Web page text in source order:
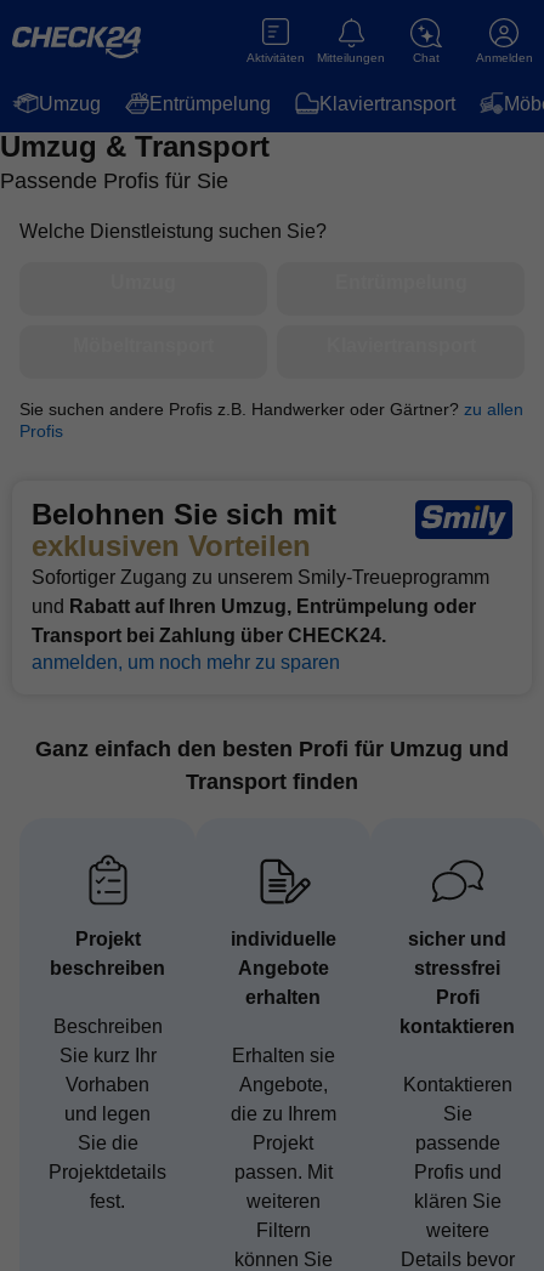
Anmelden
Chat
Mitteilungen
Aktivitäten
Umzug Entrümpelung Klaviertransport
Umzug & Transport
Passende Profis für Sie
Welche Dienstleistung suchen Sie?
Sie suchen andere Profis z.B. Handwerker oder Gärtner? zu allen
Profis
Belohnen Sie sich mit
exklusiven Vorteilen
Sofortiger Zugang zu unserem Smily-Treueprogramm
und Rabatt auf Ihren Umzug, Entrümpelung oder
Transport bei Zahlung über CHECK24.
anmelden, um noch mehr zu sparen
Ganz einfach den besten Profi für Umzug und
Transport finden
Projekt
beschreiben
Beschreiben
Sie kurz Ihr
Vorhaben
und legen
Sie die
Projektdetails
fest.
individuelle
Angebote
erhalten
Erhalten sie
Angebote,
die zu Ihrem
Projekt
passen. Mit
weiteren
Filtern
können Sie
sicher und
stressfrei
Profi
kontaktieren
Kontaktieren
Sie
passende
Profis und
klären Sie
weitere
Details bevor